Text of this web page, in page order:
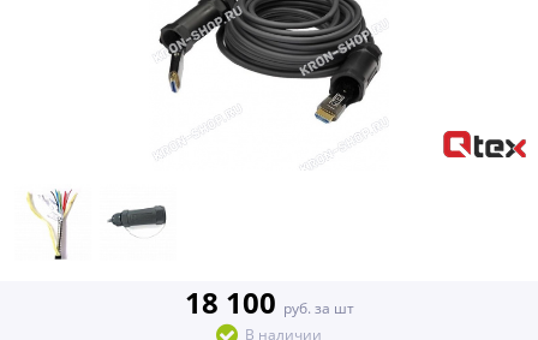
18 100 руб. за шт
В наличии